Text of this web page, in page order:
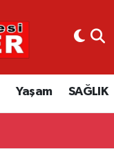
Yaşam SAĞLIK